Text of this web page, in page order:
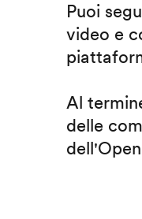
Puoi
video e
Al
delle